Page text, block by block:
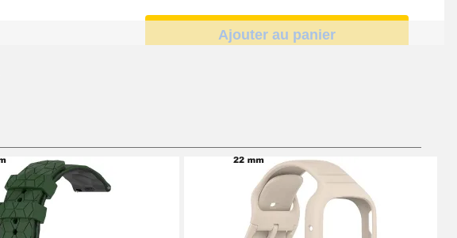
Ajouter au panier
Ajouter au panier